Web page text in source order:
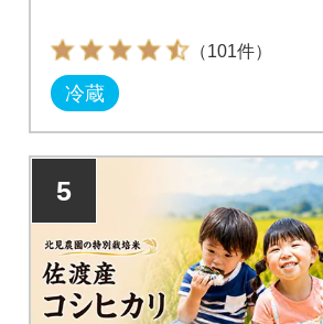
（101件）
冷蔵
5